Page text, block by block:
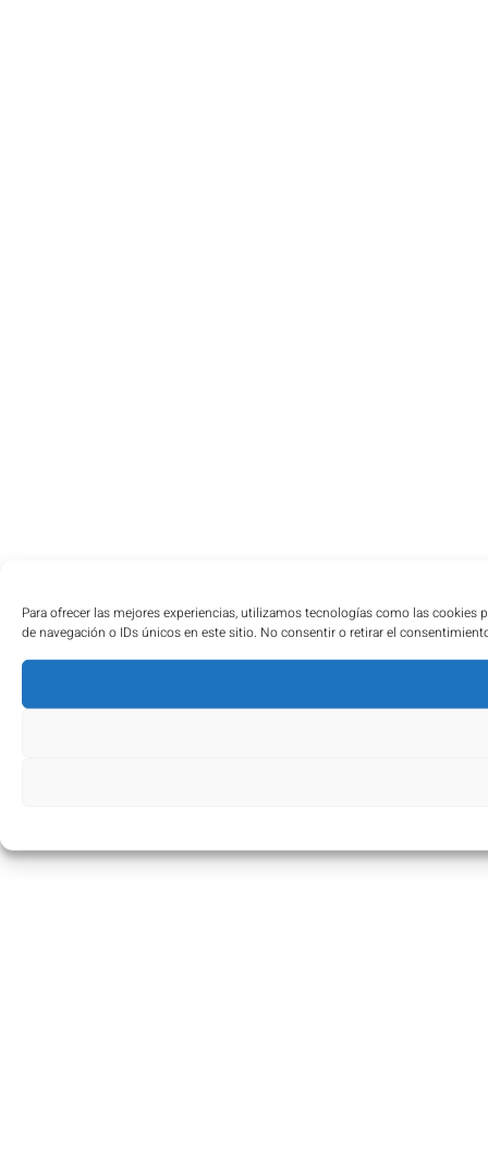
Para ofrecer las mejores experiencias, utilizamos tecnologías como las
de navegación o IDs únicos en este sitio. No consentir o retirar el